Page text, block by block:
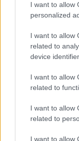
I want to allow
personalized
I want to allow
related to
device
I want to allow
related to
I want to allow
related to
I want to allow
Az